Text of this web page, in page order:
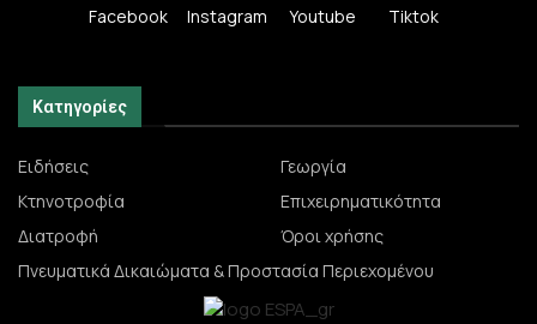
Facebook Instagram Youtube Tiktok
Κατηγορίες
Ειδήσεις
Γεωργία
Κτηνοτροφία
Επιχειρηματικότητα
Διατροφή
Όροι χρήσης
Πνευματικά Δικαιώματα & Προστασία Περιεχομένου